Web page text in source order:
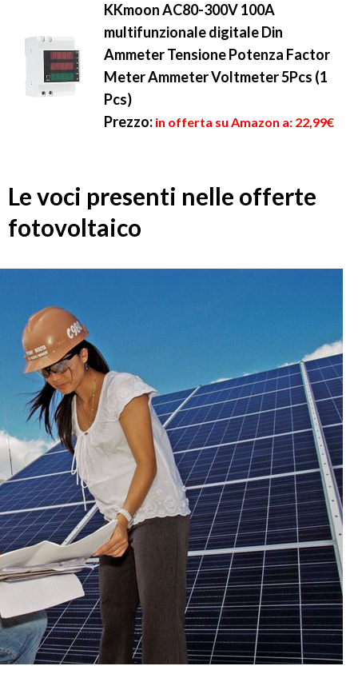
KKmoon AC80-300V 100A
multifunzionale digitale Din
Ammeter Tensione Potenza Factor
Meter Ammeter Voltmeter 5Pcs (1
Pcs)
Prezzo: in offerta su Amazon a: 22,99€
Le voci presenti nelle offerte
fotovoltaico